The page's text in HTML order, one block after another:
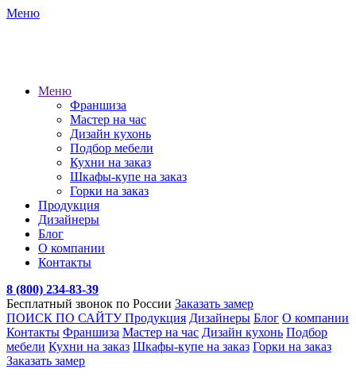
Меню
Меню
Франшиза
Мастер на час
Дизайн кухонь
Подбор мебели
Кухни на заказ
Шкафы-купе на заказ
Горки на заказ
Продукция
Дизайнеры
Блог
О компании
Контакты
8 (800) 234-83-39
Бесплатный звонок по России Заказать замер
ПОИСК ПО САЙТУПродукция Дизайнеры Блог О компании
Контакты Франшиза Мастер на час Дизайн кухонь Подбор
мебели Кухни на заказ Шкафы-купе на заказ Горки на заказ
Заказать замер